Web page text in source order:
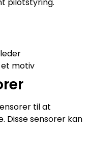
pilotstyring.
motiv
til at
Disse sensorer kan